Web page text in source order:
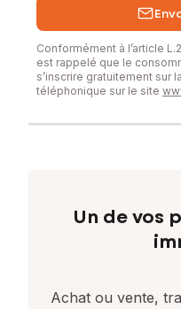
Conformément à l’article
est rappelé que le
s’inscrire gratuitement sur
téléphonique sur le site
Un de vos
Achat ou vente,